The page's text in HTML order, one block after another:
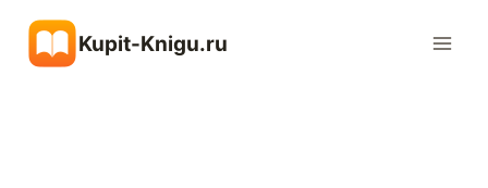
содержимому
Kupit-Knigu.ru